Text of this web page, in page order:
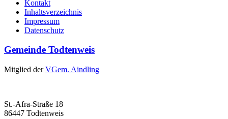
Kontakt
Inhaltsverzeichnis
Impressum
Datenschutz
Gemeinde Todtenweis
Mitglied derVGem. Aindling
St.-Afra-Straße 18
86447 Todtenweis